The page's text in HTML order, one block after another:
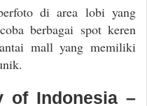
di area lobi yang
berbagai spot keren
mall yang memiliki
of Indonesia –